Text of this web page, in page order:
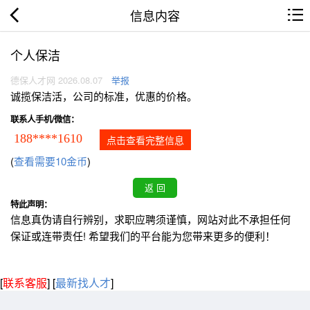
信息内容
个人保洁
德保人才网 2026.08.07 举报
诚揽保洁活，公司的标准，优惠的价格。
联系人手机/微信：
188****1610 点击查看完整信息
(查看需要10金币)
特此声明：
信息真伪请自行辨别，求职应聘须谨慎，网站对此不承担任何
保证或连带责任! 希望我们的平台能为您带来更多的便利！
[联系客服] [最新找人才]